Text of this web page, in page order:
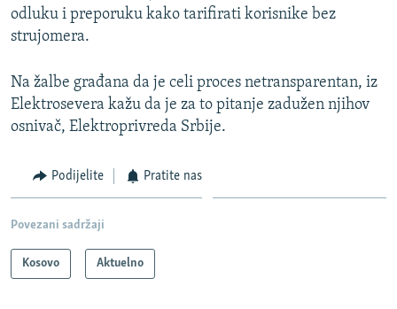
odluku i preporuku kako tarifirati korisnike bez
strujomera.
Na žalbe građana da je celi proces netransparentan, iz
Elektrosevera kažu da je za to pitanje zadužen njihov
osnivač, Elektroprivreda Srbije.
Podijelite Pratite nas
Povezani sadržaji
Kosovo Aktuelno